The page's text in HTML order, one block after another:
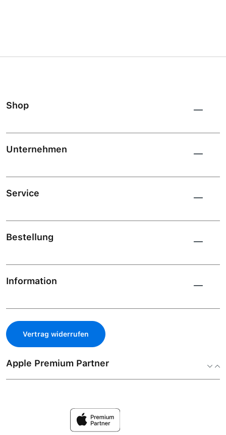
Shop
Unternehmen
Service
Bestellung
Information
Vertrag widerrufen
Apple Premium Partner